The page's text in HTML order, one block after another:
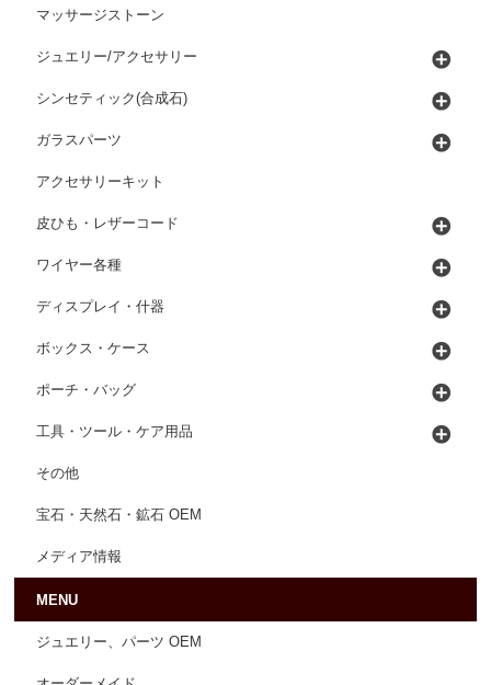
マッサージストーン
ジュエリー/アクセサリー
シンセティック(合成石)
ガラスパーツ
アクセサリーキット
皮ひも・レザーコード
ワイヤー各種
ディスプレイ・什器
ボックス・ケース
ポーチ・バッグ
工具・ツール・ケア用品
その他
宝石・天然石・鉱石 OEM
メディア情報
MENU
ジュエリー、パーツ OEM